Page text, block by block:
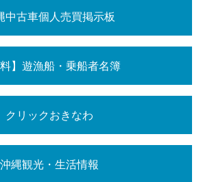
中古車個人売買掲示板
料】遊漁船・乗船者名簿
クリックおきなわ
沖縄観光・生活情報